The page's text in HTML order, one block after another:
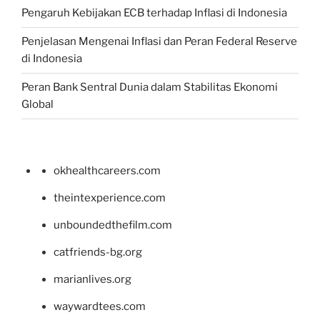
Pengaruh Kebijakan ECB terhadap Inflasi di Indonesia
Penjelasan Mengenai Inflasi dan Peran Federal Reserve
di Indonesia
Peran Bank Sentral Dunia dalam Stabilitas Ekonomi
Global
okhealthcareers.com
theintexperience.com
unboundedthefilm.com
catfriends-bg.org
marianlives.org
waywardtees.com